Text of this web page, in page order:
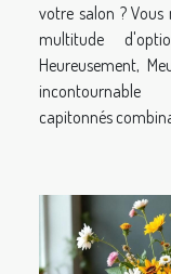
votre salon ?
multitude
Heureusement,
capitonnés